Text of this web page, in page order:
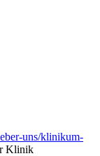
uns/klinikum-
Klinik